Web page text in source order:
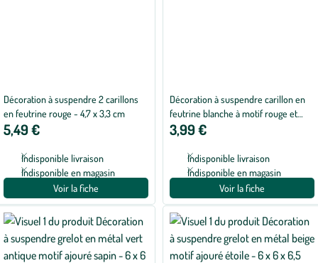
Décoration à suspendre 2 carillons
en feutrine rouge - 4,7 x 3,3 cm
5,49 €
Indisponible livraison
Indisponible en magasin
Voir la fiche
Décoration à suspendre carillon en
feutrine blanche à motif rouge et
vert - 3,3 x 2,5 cm
3,99 €
Indisponible livraison
Indisponible en magasin
Voir la fiche